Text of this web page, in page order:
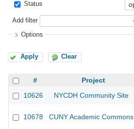
Status
Add filter
Options
Apply Clear
# Project
10626
NYCDH Community Site
10678 CUNY Academic Commons